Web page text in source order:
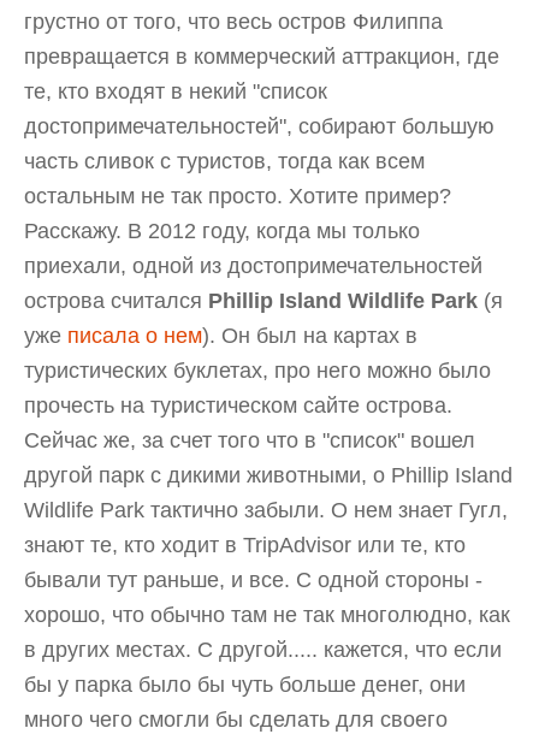
грустно от того, что весь остров Филиппа
превращается в коммерческий аттракцион, где
те, кто входят в некий "список
достопримечательностей", собирают большую
часть сливок с туристов, тогда как всем
остальным не так просто. Хотите пример?
Расскажу. В 2012 году, когда мы только
приехали, одной из достопримечательностей
острова считался Phillip Island Wildlife Park (я
уже писала о нем). Он был на картах в
туристических буклетах, про него можно было
прочесть на туристическом сайте острова.
Сейчас же, за счет того что в "список" вошел
другой парк с дикими животными, о Phillip Island
Wildlife Park тактично забыли. О нем знает Гугл,
знают те, кто ходит в TripAdvisor или те, кто
бывали тут раньше, и все. С одной стороны -
хорошо, что обычно там не так многолюдно, как
в других местах. С другой..... кажется, что если
бы у парка было бы чуть больше денег, они
много чего смогли бы сделать для своего